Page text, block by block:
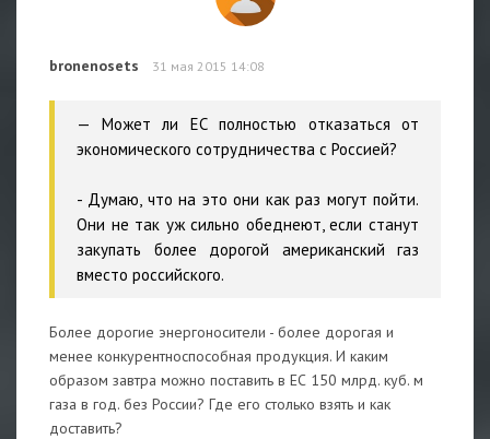
bronenosets 31 мая 2015 14:08
— Может ли ЕС полностью отказаться от
экономического сотрудничества с Россией?
- Думаю, что на это они как раз могут пойти.
Они не так уж сильно обеднеют, если станут
закупать более дорогой американский газ
вместо российского.
Более дорогие энергоносители - более дорогая и
менее конкурентноспособная продукция. И каким
образом завтра можно поставить в ЕС 150 млрд. куб. м
газа в год. без России? Где его столько взять и как
доставить?